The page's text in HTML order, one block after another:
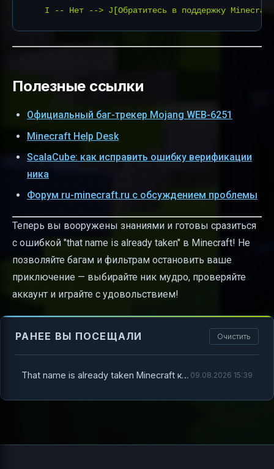
Полезные ссылки
Официальный баг-трекер Mojang WEB-6251
Minecraft Help Desk
ScalaCube: как исправить ошибку верификации
ника
Форум ru-minecraft.ru с обсуждением проблемы
Теперь вы вооружены знаниями и готовы сразиться
с ошибкой "that name is already taken" в Minecraft! Не
позволяйте багам и фильтрам остановить ваше
приключение — выбирайте ник мудро, проверяйте
аккаунт и играйте с удовольствием!
РАНЕЕ ВЫ ПОСЕЩАЛИ Очистить
That name is already taken Minecraft как исправить 09.08.2026 15:39